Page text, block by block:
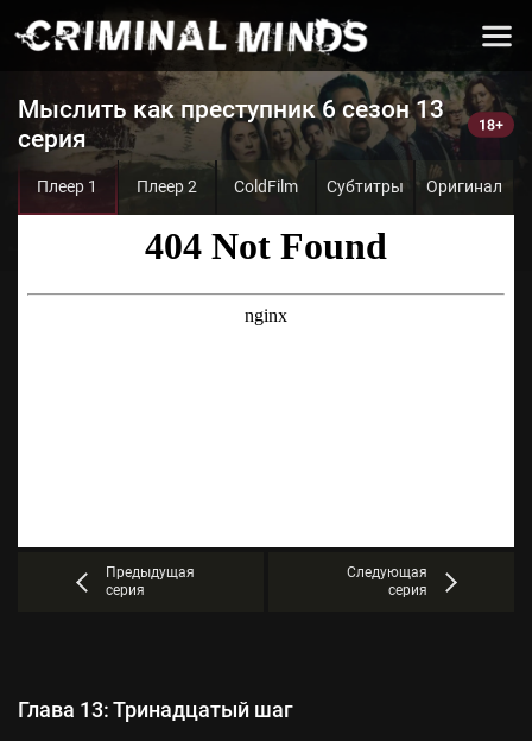
Мыслить как преступник 6 сезон 13
серия
Плеер 1 Плеер 2 ColdFilm Субтитры Оригинал
Предыдущая
серия
Следующая
серия
Глава 13: Тринадцатый шаг